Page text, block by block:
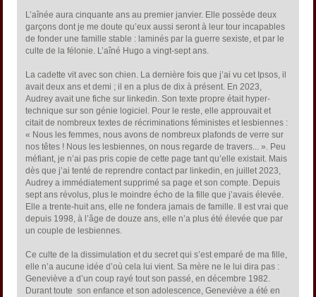
L’aînée aura cinquante ans au premier janvier. Elle possède deux
garçons dont je me doute qu’eux aussi seront à leur tour incapables
de fonder une famille stable : laminés par la guerre sexiste, et par le
culte de la félonie. L’aîné Hugo a vingt-sept ans.
La cadette vit avec son chien. La dernière fois que j’ai vu cet Ipsos, il
avait deux ans et demi ; il en a plus de dix à présent. En 2023,
Audrey avait une fiche sur linkedin. Son texte propre était hyper-
technique sur son génie logiciel. Pour le reste, elle approuvait et
citait de nombreux textes de récriminations féministes et lesbiennes :
« Nous les femmes, nous avons de nombreux plafonds de verre sur
nos têtes ! Nous les lesbiennes, on nous regarde de travers... ». Peu
méfiant, je n’ai pas pris copie de cette page tant qu’elle existait. Mais
dès que j’ai tenté de reprendre contact par linkedin, en juillet 2023,
Audrey a immédiatement supprimé sa page et son compte. Depuis
sept ans révolus, plus le moindre écho de la fille que j’avais élevée.
Elle a trente-huit ans, elle ne fondera jamais de famille. Il est vrai que
depuis 1998, à l’âge de douze ans, elle n’a plus été élevée que par
un couple de lesbiennes.
Ce culte de la dissimulation et du secret qui s’est emparé de ma fille,
elle n’a aucune idée d’où cela lui vient. Sa mère ne le lui dira pas :
Geneviève a d’un coup rayé tout son passé, en décembre 1982.
Durant toute son enfance et son adolescence, Geneviève a été en